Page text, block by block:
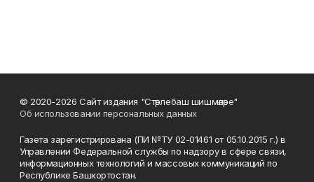
© 2020-2026 Сайт издания "Стәрлебаш шишмәләре"
Об использовании персональных данных
Газета зарегистрирована (ПИ №ТУ 02-01461 от 05.10.2015 г.) в
Управлении Федеральной службы по надзору в сфере связи,
информационных технологий и массовых коммуникаций по
Республике Башкортостан.